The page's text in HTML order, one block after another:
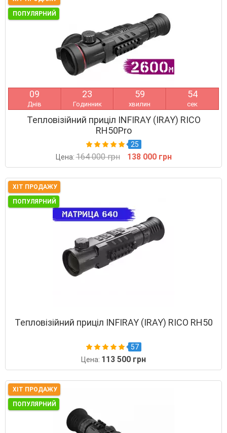
ПОПУЛЯРНИЙ
09
Днів
23
Годинник
59
хвилин
53
сек
Тепловізійний приціл INFIRAY (IRAY) RICO
RH50Pro
25
Цена:164 000 грн 138 000 грн
ХІТ ПРОДАЖУ
ПОПУЛЯРНИЙ
Тепловізійний приціл INFIRAY (IRAY) RICO RH50
57
Цена: 113 500 грн
ХІТ ПРОДАЖУ
ПОПУЛЯРНИЙ